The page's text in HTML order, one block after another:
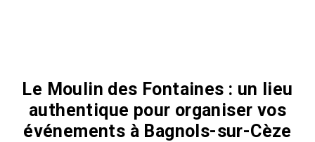
Le Moulin des Fontaines : un lieu
authentique pour organiser vos
événements à Bagnols-sur-Cèze